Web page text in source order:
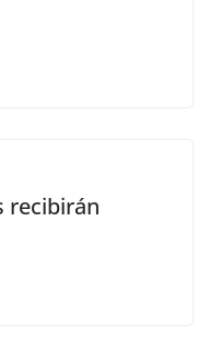
recibirán